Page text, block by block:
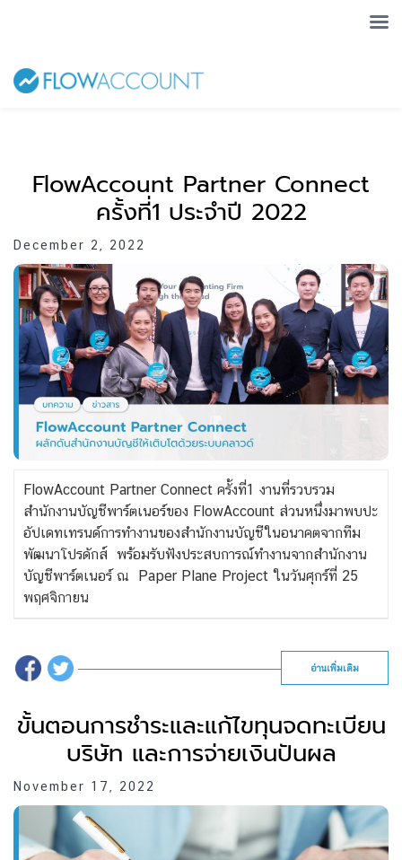
FlowAccount Partner Connect
ครั้งที่1 ประจำปี 2022
December 2, 2022
FlowAccount Partner Connect ครั้งที่1 งานที่รวบรวม
สำนักงานบัญชีพาร์ตเนอร์ของ FlowAccount ส่วนหนึ่งมาพบปะ
อัปเดทเทรนด์การทำงานของสำนักงานบัญชีในอนาคตจากทีม
พัฒนาโปรดักส์ พร้อมรับฟังประสบการณ์ทำงานจากสำนักงาน
บัญชีพาร์ตเนอร์ ณ Paper Plane Project ในวันศุกร์ที่ 25
พฤศจิกายน
อ่านเพิ่มเติม
ขั้นตอนการชำระและแก้ไขทุนจดทะเบียน
บริษัท และการจ่ายเงินปันผล
November 17, 2022